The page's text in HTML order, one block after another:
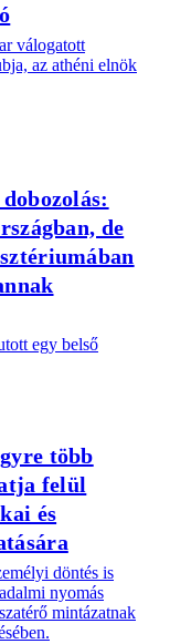
válogatott
az athéni elnök
de
egy belső
több
felül
és
döntés is
nyomás
mintázatnak